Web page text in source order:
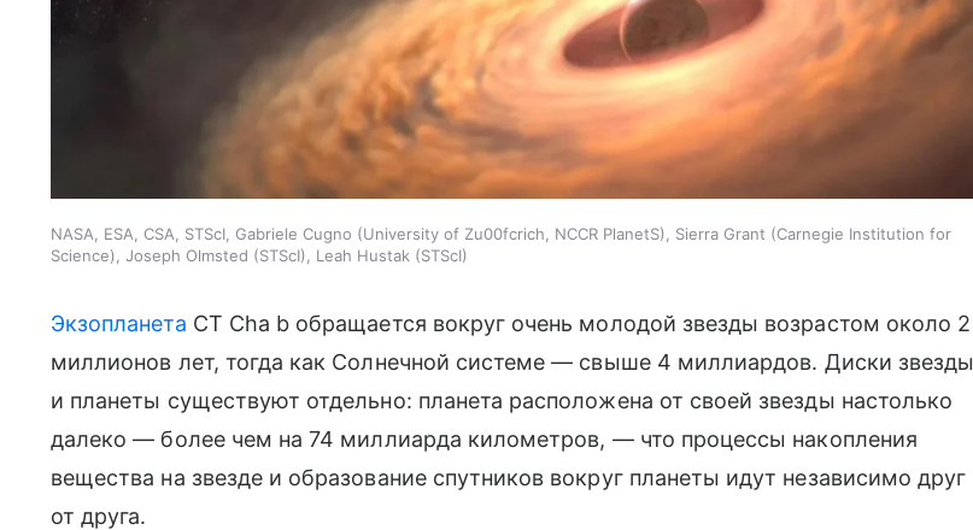
NASA, ESA, CSA, STScI, Gabriele Cugno (University of Zu00fcrich, NCCR PlanetS), Sierra Grant (Carnegie Institution for
Science), Joseph Olmsted (STScI), Leah Hustak (STScI)
Экзопланета CT Cha b обращается вокруг очень молодой звезды возрастом около 2
миллионов лет, тогда как Солнечной системе — свыше 4 миллиардов. Диски звезды
и планеты существуют отдельно: планета расположена от своей звезды настолько
далеко — более чем на 74 миллиарда километров, — что процессы накопления
вещества на звезде и образование спутников вокруг планеты идут независимо друг
от друга.